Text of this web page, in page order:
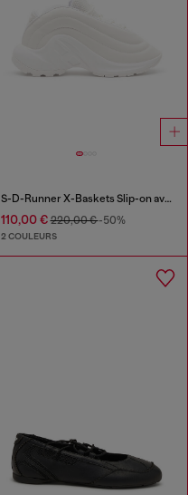
S-D-Runner X-Baskets Slip-on avec cou-de-pied Oval D mat
110,00 €220,00 €-50%
2 COULEURS